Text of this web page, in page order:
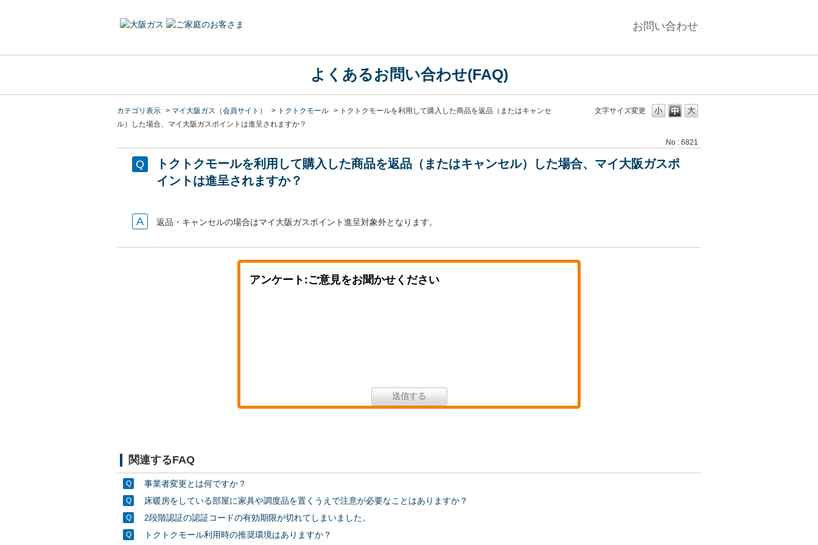
お問い合わせ
よくあるお問い合わせ(FAQ)
文字サイズ変更
カテゴリ表示 > マイ大阪ガス（会員サイト） > トクトクモール > トクトクモールを利用して購入した商品を返品（またはキャンセ
ル）した場合、マイ大阪ガスポイントは進呈されますか？
No : 6821
トクトクモールを利用して購入した商品を返品（またはキャンセル）した場合、マイ大阪ガスポ
イントは進呈されますか？
返品・キャンセルの場合はマイ大阪ガスポイント進呈対象外となります。
アンケート:ご意見をお聞かせください
関連するFAQ
事業者変更とは何ですか？
床暖房をしている部屋に家具や調度品を置くうえで注意が必要なことはありますか？
2段階認証の認証コードの有効期限が切れてしまいました。
トクトクモール利用時の推奨環境はありますか？